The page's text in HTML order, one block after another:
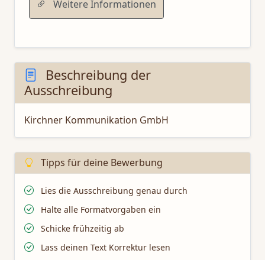
Weitere Informationen
Beschreibung der
Ausschreibung
Kirchner Kommunikation GmbH
Tipps für deine Bewerbung
Lies die Ausschreibung genau durch
Halte alle Formatvorgaben ein
Schicke frühzeitig ab
Lass deinen Text Korrektur lesen